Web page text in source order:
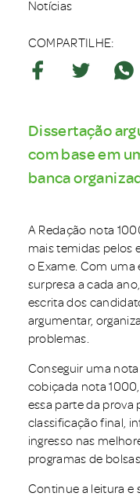
Notícias
COMPARTILHE:
Dissertação
com base em
banca
A Redação nota
mais temidas pelos
o Exame. Com
surpresa a cada
escrita dos
argumentar,
problemas.
Conseguir uma
cobiçada nota
essa parte da prova
classificação final,
ingresso nas
programas de
Continue a leitura e